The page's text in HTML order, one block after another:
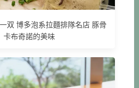
双 博多泡系拉麵排隊名店 豚骨
卡布奇諾的美味